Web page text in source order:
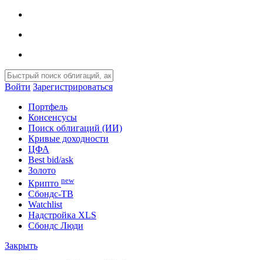
Войти Зарегистрироваться
Портфель
Консенсусы
Поиск облигаций (ИИ)
Кривые доходности
ЦФА
Best bid/ask
Золото
Крипто new
Сбондс-ТВ
Watchlist
Надстройка XLS
Сбондс Люди
Закрыть